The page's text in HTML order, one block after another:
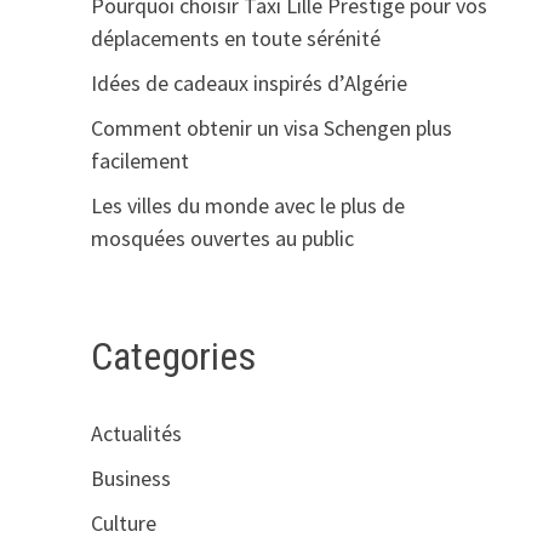
déplacements en toute sérénité
Idées de cadeaux inspirés d’Algérie
Comment obtenir un visa Schengen plus
facilement
Les villes du monde avec le plus de
mosquées ouvertes au public
Categories
Actualités
Business
Culture